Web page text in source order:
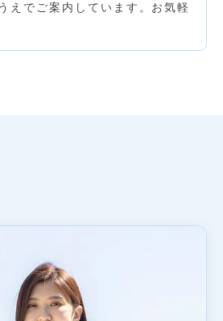
えでご案内しています。お気軽